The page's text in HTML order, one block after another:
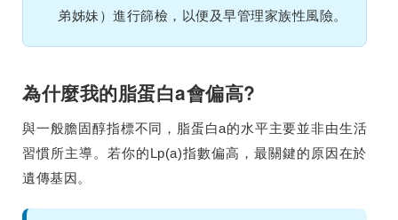
弟姊妹）進行篩檢，以便及早管理家族性風險。
為什麼我的脂蛋白a會偏高?
與一般膽固醇指標不同，脂蛋白a的水平主要並非由生活
習慣所主導。若你的Lp(a)指數偏高，最關鍵的原因在於
遺傳基因。